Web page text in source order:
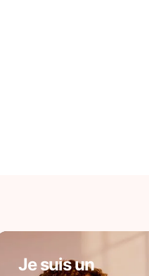
Je suis un